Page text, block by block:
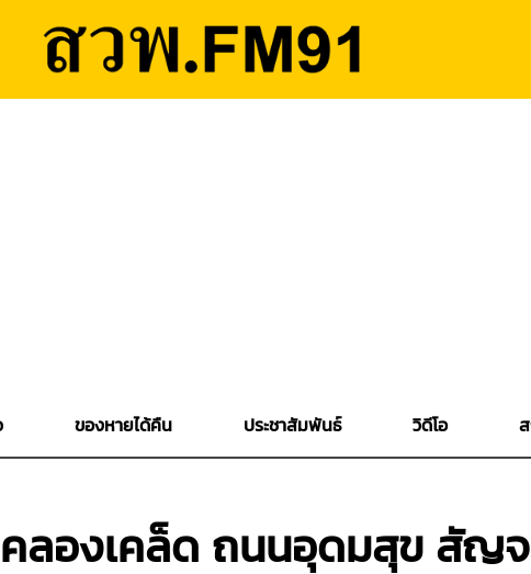
ของหายได้คืน ประชาสัมพันธ์ วิดีโอ
คลองเคล็ด ถนนอุดมสุข สัญ